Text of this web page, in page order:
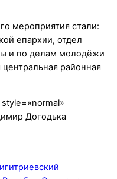
мероприятия стали:
епархии, отдел
и по делам молодёжи
районная
Догодька